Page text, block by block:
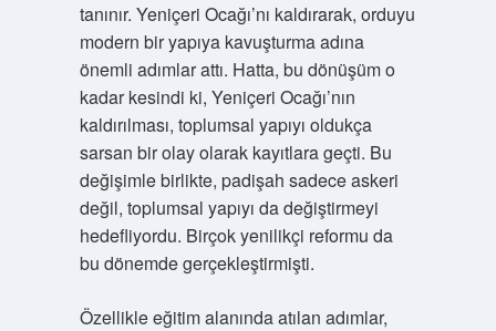
tanınır. Yeniçeri Ocağı’nı kaldırarak, orduyu
modern bir yapıya kavuşturma adına
önemli adımlar attı. Hatta, bu dönüşüm o
kadar kesindi ki, Yeniçeri Ocağı’nın
kaldırılması, toplumsal yapıyı oldukça
sarsan bir olay olarak kayıtlara geçti. Bu
değişimle birlikte, padişah sadece askeri
değil, toplumsal yapıyı da değiştirmeyi
hedefliyordu. Birçok yenilikçi reformu da
bu dönemde gerçekleştirmişti.
Özellikle eğitim alanında atılan adımlar,